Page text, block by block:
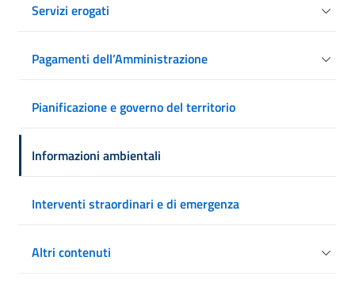
Servizi erogati
Pagamenti dell’Amministrazione
Pianificazione e governo del territorio
Informazioni ambientali
Interventi straordinari e di emergenza
Altri contenuti